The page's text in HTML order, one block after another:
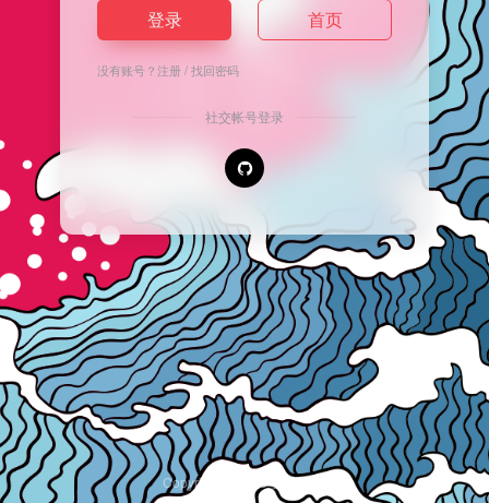
登录 首页
没有账号？注册/找回密码
社交帐号登录
Copyright © 2026安逸导航